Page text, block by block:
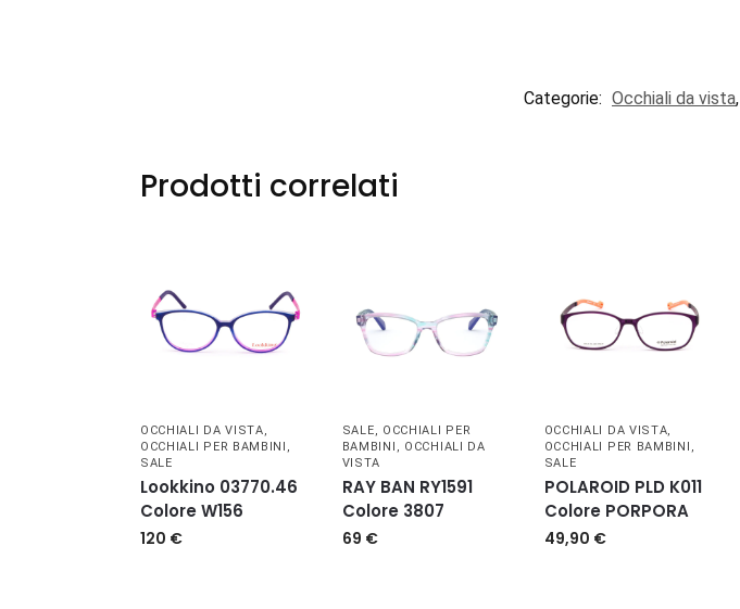
Categorie: Occhiali da vista,
Prodotti correlati
OCCHIALI DA VISTA,
OCCHIALI PER BAMBINI ,
SALE
Lookkino 03770.46
Colore W156
120 €
SALE, OCCHIALI PER
BAMBINI , OCCHIALI DA
VISTA
RAY BAN RY1591
Colore 3807
69 €
OCCHIALI DA VISTA,
OCCHIALI PER BAMBINI ,
SALE
POLAROID PLD K011
Colore PORPORA
49,90 €